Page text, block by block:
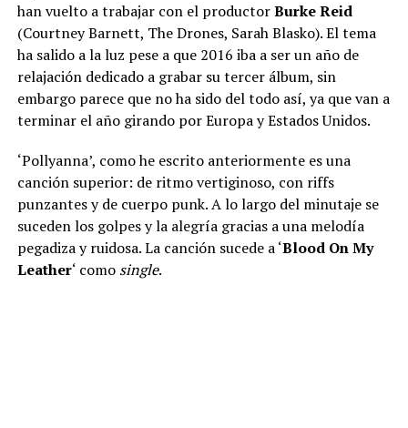
han vuelto a trabajar con el productorBurke Reid
(Courtney Barnett, The Drones, Sarah Blasko). El tema
ha salido a la luz pese a que 2016 iba a ser un año de
relajación dedicado a grabar su tercer álbum, sin
embargo parece que no ha sido del todo así, ya que van a
terminar el año girando por Europa y Estados Unidos.
‘Pollyanna’, como he escrito anteriormente es una
canción superior: de ritmo vertiginoso, con riffs
punzantes y de cuerpo punk. A lo largo del minutaje se
suceden los golpes y la alegría gracias a una melodía
pegadiza y ruidosa. La canción sucede a ‘Blood On My
Leather‘ como single.